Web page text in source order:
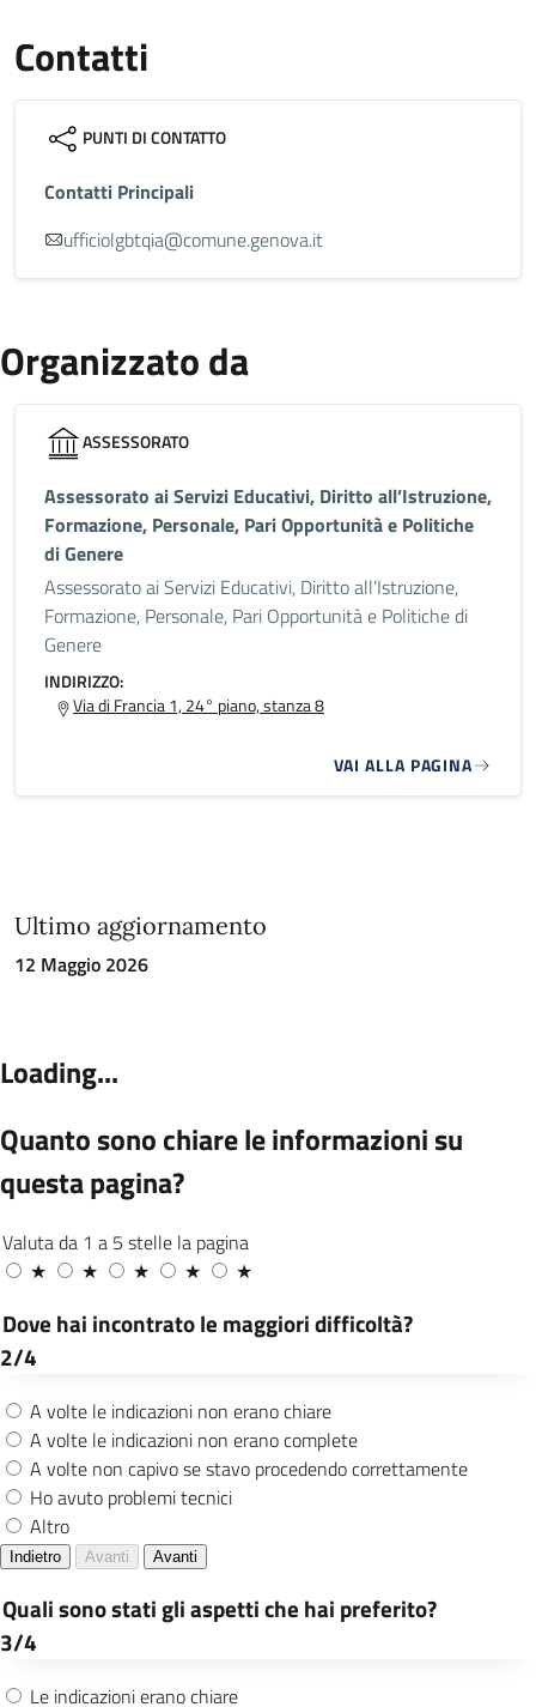
Contatti
PUNTI DI CONTATTO
Contatti Principali
ufficiolgbtqia@comune.genova.it
Organizzato da
ASSESSORATO
Assessorato ai Servizi Educativi, Diritto all’Istruzione,
Formazione, Personale, Pari Opportunità e Politiche
di Genere
Assessorato ai Servizi Educativi, Diritto all’Istruzione,
Formazione, Personale, Pari Opportunità e Politiche di
Genere
INDIRIZZO:
Via di Francia 1, 24° piano, stanza 8
VAI ALLA PAGINA
Ultimo aggiornamento
12 Maggio 2026